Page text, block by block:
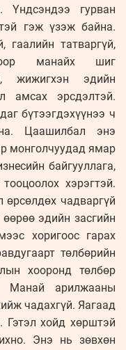
Үндсэндээ гурван
гэж үзэж байна.
гаалийн татваргүй,
манайх шиг
жижигхэн эдийн
амсах эрсдэлтэй.
бүтээгдэхүүнээ ч
Цаашилбал энэ
монголчуудад ямар
байгууллага,
хэрэгтэй.
чадваргүй
эдийн засгийн
хоригоос гарах
төлбөрийн
хооронд төлбөр
арилжааны
чадахгүй. Яагаад
Гэтэл хойд хөрштэй
Энэ нь зөвхөн